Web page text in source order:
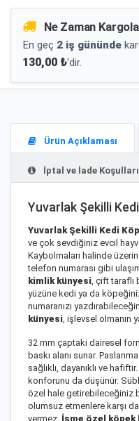
Ne Zaman
En geç 2 iş gününde
130,00 ₺'dir.
Ürün Açıklaması
İptal ve İade Koşulları
Yuvarlak Şekilli
Yuvarlak Şekilli Kedi
ve çok sevdiğiniz evcil
Kaybolmaları halinde
telefon numarası gibi
kimlik künyesi , çift
yüzüne kedi ya da
numaranızı
künyesi , işlevsel
32 mm çaptaki dairesel
baskı alanı sunar.
sağlıklı, dayanıklı ve
konforunu da düşünür.
özel hale getirebileceğiniz
olumsuz etmenlere karşı
vermez. İsme özel köpek